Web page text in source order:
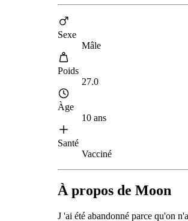
Sexe
Mâle
Poids
27.0
Àge
10 ans
Santé
Vacciné
À propos de Moon
J 'ai été abandonné parce qu'on